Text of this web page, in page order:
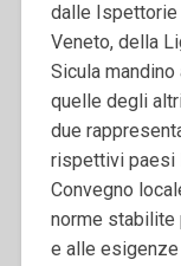
dalle Ispettorie
Veneto, della
Sicula mandino
quelle degli
due
rispettivi paesi
Convegno
norme
e alle esigenze